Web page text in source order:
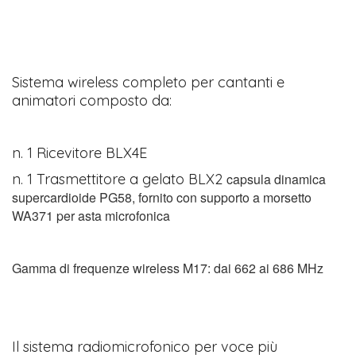
Sistema wireless completo per cantanti e
animatori composto da:
n. 1 Ricevitore BLX4E
n. 1 Trasmettitore a gelato BLX2capsula dinamica
supercardioide PG58, fornito con supporto a morsetto
WA371 per asta microfonica
Gamma di frequenze wireless M17: dai 662 ai 686 MHz
Il sistema radiomicrofonico per voce più